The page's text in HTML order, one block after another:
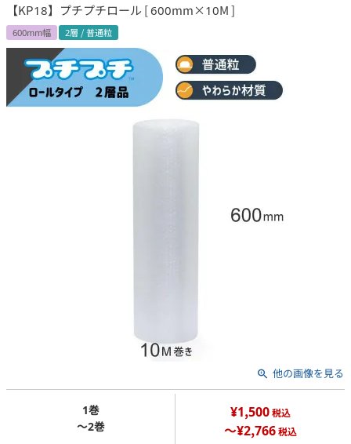
【KP18】プチプチロール [ 600mm×10M ]
600mm幅 2層 / 普通粒
他の画像を見る
1巻
～2巻
¥1,500 税込
～¥2,766 税込